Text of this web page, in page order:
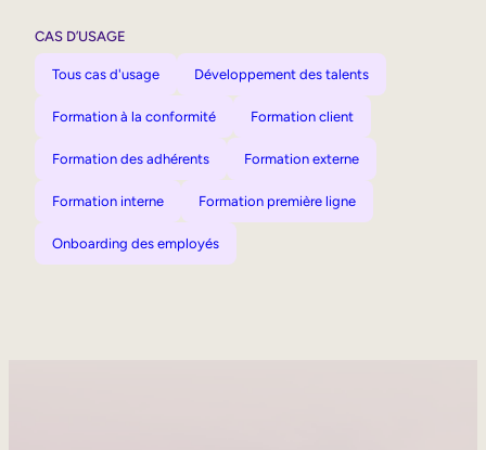
CAS D’USAGE
Tous cas d'usage Développement des talents
Formation à la conformité Formation client
Formation des adhérents Formation externe
Formation interne Formation première ligne
Onboarding des employés